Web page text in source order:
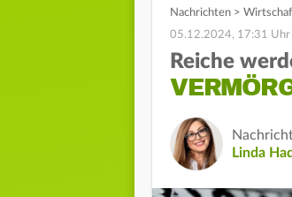
Nachrichten >
05.12.2024, 17:31 Uhr
Reiche
Linda